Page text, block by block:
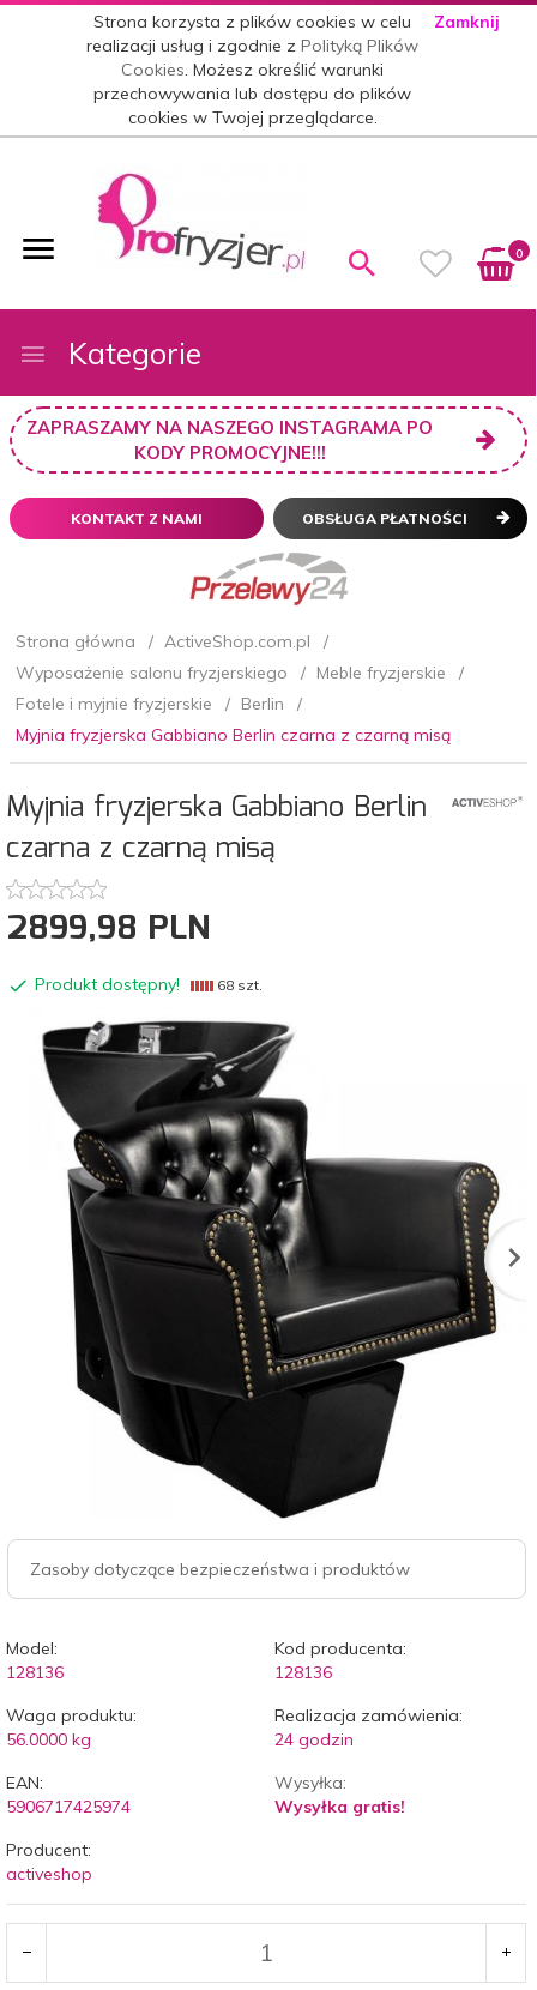
Strona korzysta z plików cookies w celu
realizacji usług i zgodnie zPolityką Plików
Cookies. Możesz określić warunki
przechowywania lub dostępu do plików
cookies w Twojej przeglądarce.
Zamknij
0
Kategorie
ZAPRASZAMY NA NASZEGO INSTAGRAMA PO
KODY PROMOCYJNE!!!
KONTAKT Z NAMI OBSŁUGA PŁATNOŚCI
Strona główna
ActiveShop.com.pl
Wyposażenie salonu fryzjerskiego
Meble fryzjerskie
Fotele i myjnie fryzjerskie
Berlin
Myjnia fryzjerska Gabbiano Berlin czarna z czarną misą
Myjnia fryzjerska Gabbiano Berlin
czarna z czarną misą
2899,98 PLN
Produkt dostępny! 68 szt.
Zasoby dotyczące bezpieczeństwa i produktów
Model:
128136
Kod producenta:
128136
Waga produktu:
56.0000 kg
Realizacja zamówienia:
24 godzin
EAN:
5906717425974
Wysyłka:
Wysyłka gratis!
Producent:
activeshop